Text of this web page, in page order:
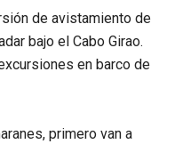
de avistamiento de
bajo el Cabo Girao.
en barco de
primero van a